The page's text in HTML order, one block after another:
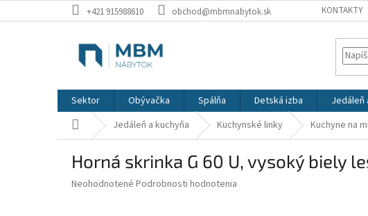
na
+421 915988610 obchod@mbmnabytok.sk KONTAKTY
Sektor Obývačka Spálňa Detská izba Jedáleň
Domov Jedáleň a kuchyňa Kuchynské linky Kuchyne na
Horná skrinka G 60 U, vysoký biely
Priemerné
Neohodnotené Podrobnosti hodnotenia